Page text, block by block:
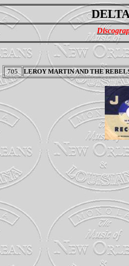
705 LEROY MARTINAND THE